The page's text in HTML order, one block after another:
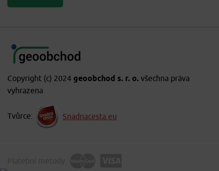
Copyright (c) 2024 geoobchod s. r. o. všechna práva
vyhrazena
Tvůrce: Snadnacesta.eu